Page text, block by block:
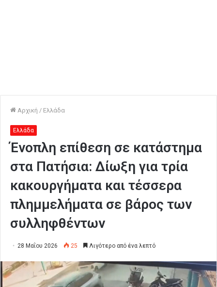
Αρχική / Ελλάδα
Ελλάδα
Ένοπλη επίθεση σε κατάστημα
στα Πατήσια: Δίωξη για τρία
κακουργήματα και τέσσερα
πλημμελήματα σε βάρος των
συλληφθέντων
28 Μαΐου 2026 25 Λιγότερο από ένα λεπτό